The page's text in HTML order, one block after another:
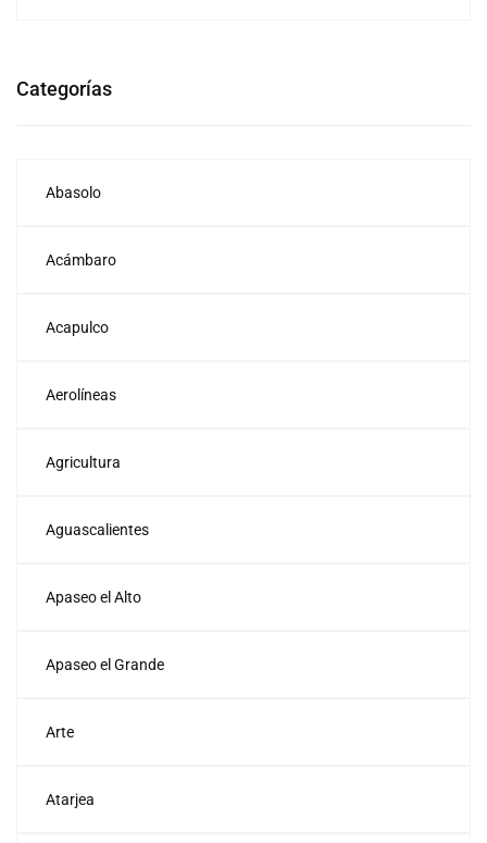
Categorías
Abasolo
Acámbaro
Acapulco
Aerolíneas
Agricultura
Aguascalientes
Apaseo el Alto
Apaseo el Grande
Arte
Atarjea